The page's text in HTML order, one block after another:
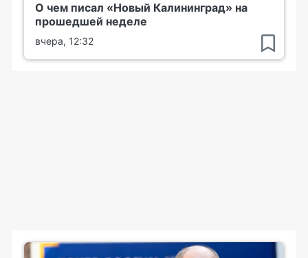
О чем писал «Новый Калининград» на
прошедшей неделе
вчера, 12:32